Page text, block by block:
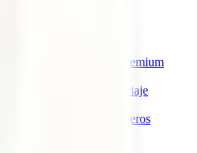
IATI Anulación Premium
IATI Anual Multiviaje
IATI Grandes Viajeros